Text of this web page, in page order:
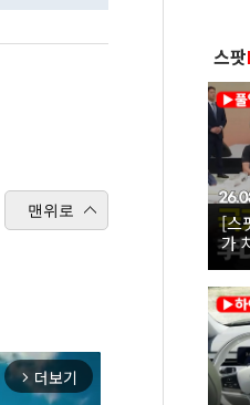
맨위로
arrow_forward_ios 더보기
스팟
[스
가